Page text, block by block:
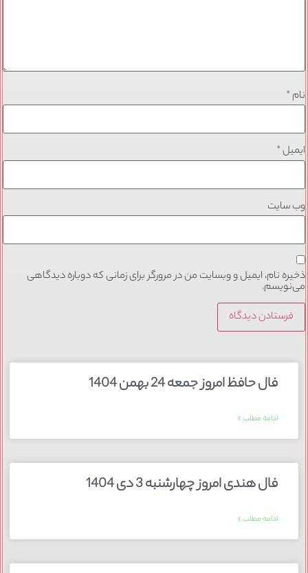
نام *
ایمیل*
وب‌ سایت
ذخیره نام، ایمیل و وبسایت من در مرورگر برای زمانی که دوباره دیدگاهی
می‌نویسم.
فال حافظ امروز جمعه 24 بهمن 1404
ادامه مطلب »
فال هندی امروز چهارشنبه 3 دی 1404
ادامه مطلب »